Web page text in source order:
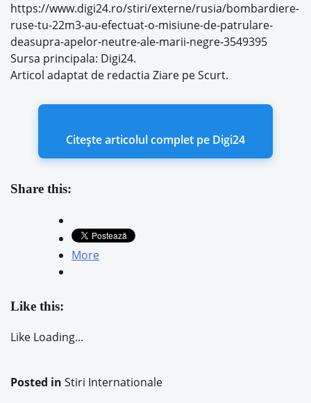
https://www.digi24.ro/stiri/externe/rusia/bombardiere-
ruse-tu-22m3-au-efectuat-o-misiune-de-patrulare-
deasupra-apelor-neutre-ale-marii-negre-3549395
Sursa principala: Digi24.
Articol adaptat de redactia Ziare pe Scurt.
Citește articolul complet pe Digi24
Share this:
More
Like this:
Like Loading...
Posted in Stiri Internationale